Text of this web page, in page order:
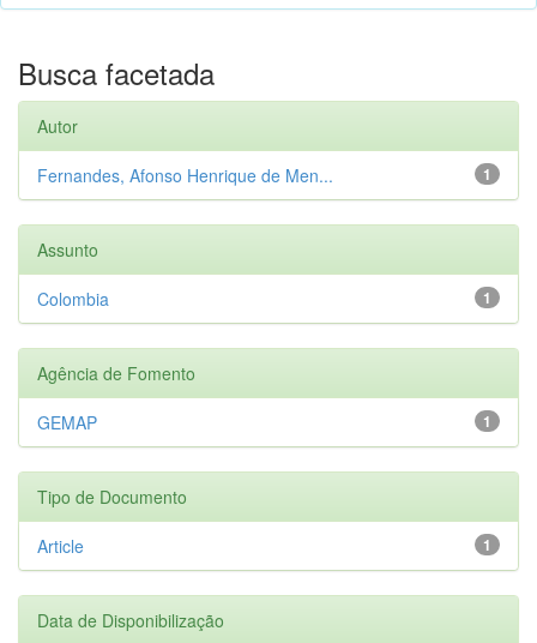
Busca facetada
Autor
1
Fernandes, Afonso Henrique de Men...
Assunto
1
Colombia
Agência de Fomento
1
GEMAP
Tipo de Documento
1
Article
Data de Disponibilização